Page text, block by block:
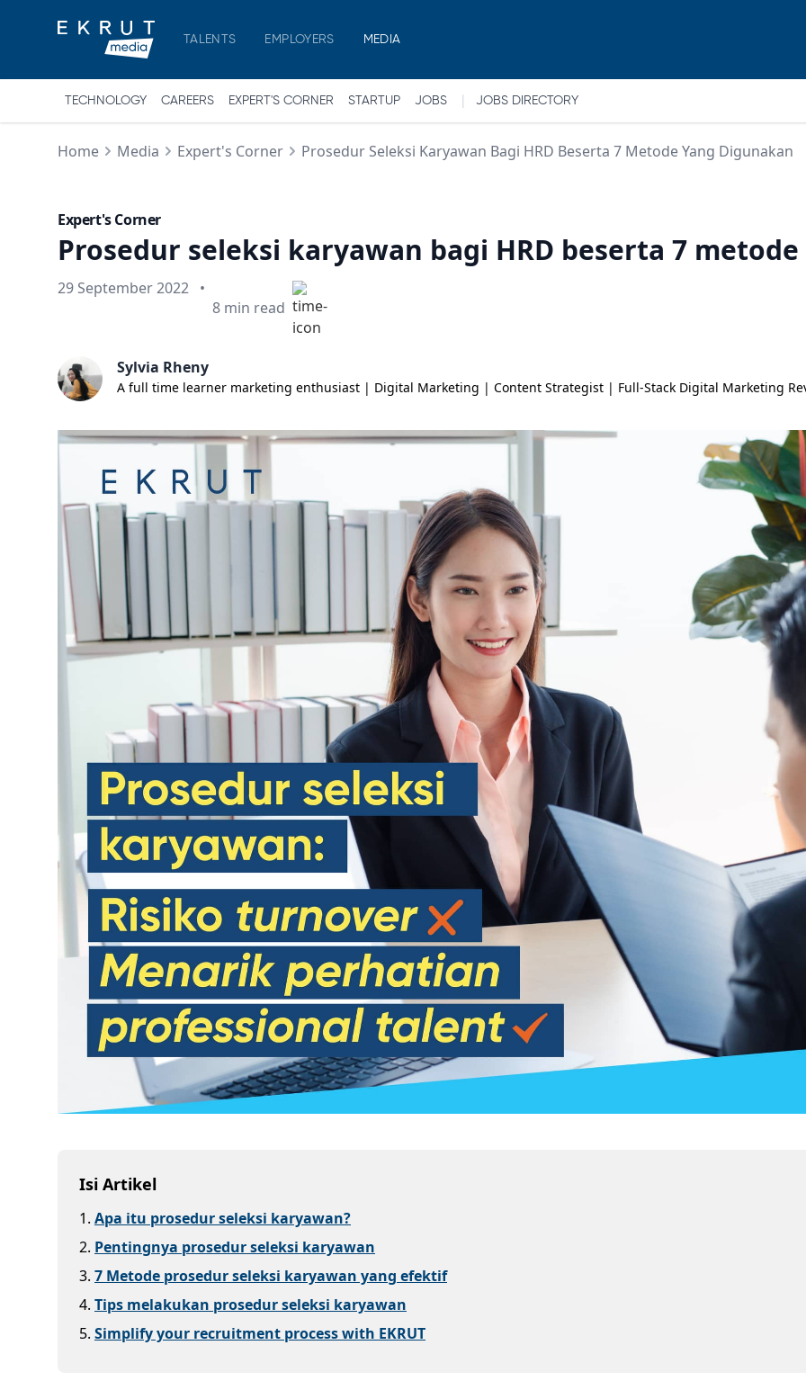
TALENTS EMPLOYERS MEDIA
TECHNOLOGY CAREERS EXPERT'S CORNER STARTUP JOBS JOBS DIRECTORY
Home Media Expert's Corner Prosedur Seleksi Karyawan Bagi HRD Beserta 7 Metode Yang Digunakan
Expert's Corner
Prosedur seleksi karyawan bagi HRD beserta 7
Published on
29 September 2022 •
Min read
8 min read
Sylvia Rheny
A full time learner marketing enthusiast | Digital Marketing | Content Strategist | Full-Stack Digital Marketing
Isi Artikel
1. Apa itu prosedur seleksi karyawan?
2. Pentingnya prosedur seleksi karyawan
3. 7 Metode prosedur seleksi karyawan yang efektif
4. Tips melakukan prosedur seleksi karyawan
5. Simplify your recruitment process with EKRUT